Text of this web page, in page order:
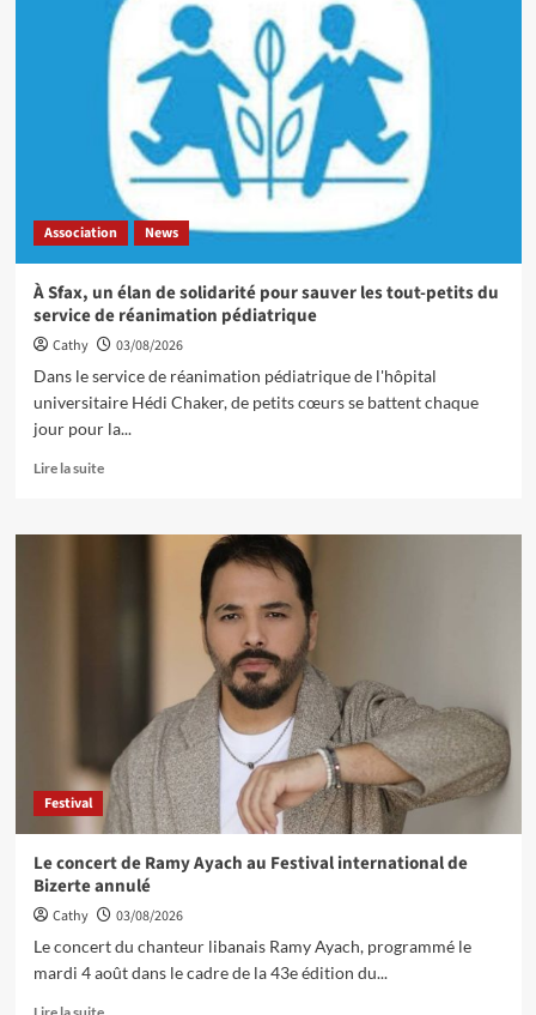
Association News
À Sfax, un élan de solidarité pour sauver les tout-petits du
service de réanimation pédiatrique
Cathy
03/08/2026
Dans le service de réanimation pédiatrique de l'hôpital
universitaire Hédi Chaker, de petits cœurs se battent chaque
jour pour la...
Lire la suite
Festival
Le concert de Ramy Ayach au Festival international de
Bizerte annulé
Cathy
03/08/2026
Le concert du chanteur libanais Ramy Ayach, programmé le
mardi 4 août dans le cadre de la 43e édition du...